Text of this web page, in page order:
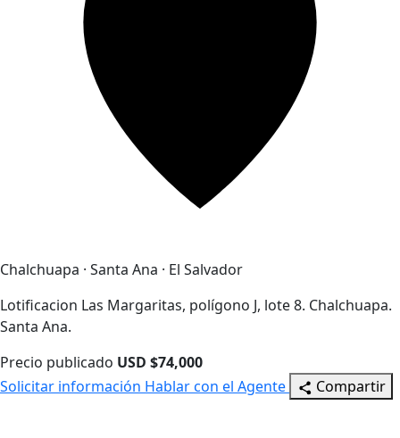
Chalchuapa · Santa Ana · El Salvador
Lotificacion Las Margaritas, polígono J, lote 8. Chalchuapa.
Santa Ana.
Precio publicado USD $74,000
Solicitar información Hablar con el Agente Compartir